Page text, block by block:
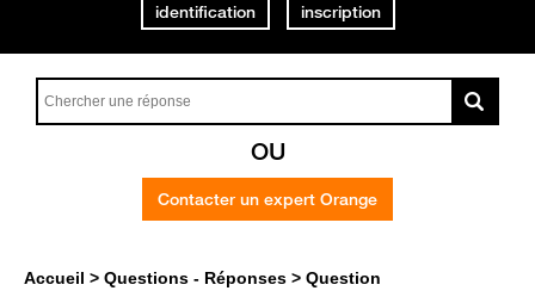
identification inscription
OU
Contacter un expert Orange
Accueil Questions - Réponses Question